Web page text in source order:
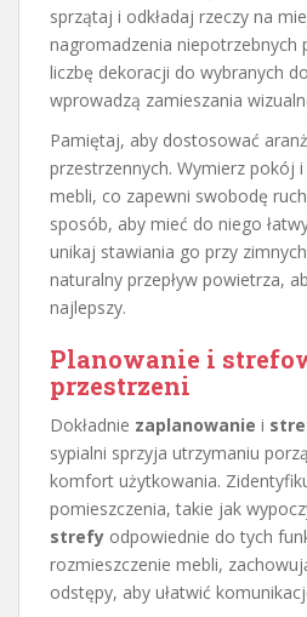
sprzątaj i odkładaj rzeczy na
nagromadzenia niepotrzebnych
liczbę dekoracji do wybranych
wprowadzą zamieszania
Pamiętaj, aby dostosować
przestrzennych. Wymierz pokój
mebli, co zapewni swobodę
sposób, aby mieć do niego
unikaj stawiania go przy
naturalny przepływ powietrza,
najlepszy.
Planowanie i
przestrzeni
Dokładnie zaplanowanie i
sypialni sprzyja utrzymaniu
komfort użytkowania.
pomieszczenia, takie jak
strefy odpowiednie do tych
rozmieszczenie mebli,
odstępy, aby ułatwić